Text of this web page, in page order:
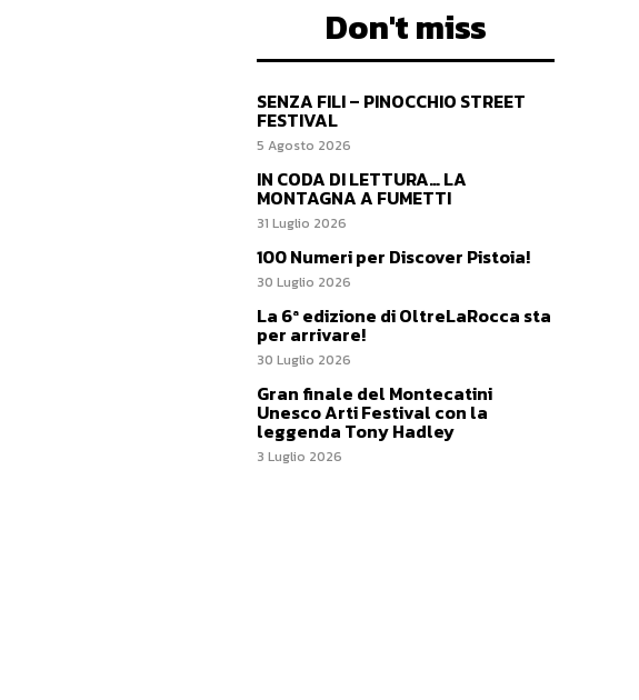
Don't miss
SENZA FILI – PINOCCHIO STREET
FESTIVAL
5 Agosto 2026
IN CODA DI LETTURA… LA
MONTAGNA A FUMETTI
31 Luglio 2026
100 Numeri per Discover Pistoia!
30 Luglio 2026
La 6ª edizione di OltreLaRocca sta
per arrivare!
30 Luglio 2026
Gran finale del Montecatini
Unesco Arti Festival con la
leggenda Tony Hadley
3 Luglio 2026